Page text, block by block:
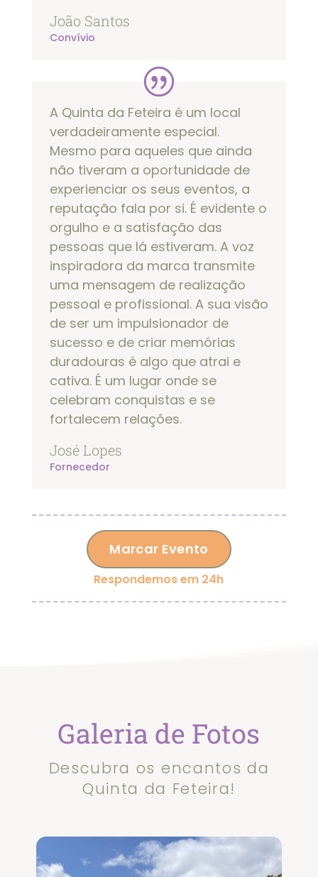
João Santos
Convívio
A Quinta da Feteira é um local
verdadeiramente especial.
Mesmo para aqueles que ainda
não tiveram a oportunidade de
experienciar os seus eventos, a
reputação fala por si. É evidente o
orgulho e a satisfação das
pessoas que lá estiveram. A voz
inspiradora da marca transmite
uma mensagem de realização
pessoal e profissional. A sua visão
de ser um impulsionador de
sucesso e de criar memórias
duradouras é algo que atrai e
cativa. É um lugar onde se
celebram conquistas e se
fortalecem relações.
José Lopes
Fornecedor
Marcar Evento
Respondemos em 24h
Galeria de Fotos
Descubra os encantos da
Quinta da Feteira!